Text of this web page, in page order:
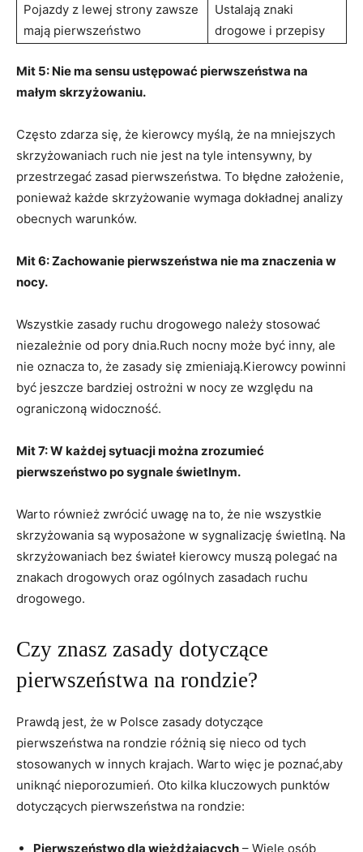
Pojazdy z lewej strony zawsze
mają pierwszeństwo
Ustalają znaki
drogowe i przepisy
Mit 5: Nie ma sensu ustępować pierwszeństwa na
małym skrzyżowaniu.
Często zdarza się, że kierowcy myślą, że na mniejszych
skrzyżowaniach ruch nie jest na tyle intensywny, by
przestrzegać zasad pierwszeństwa. To błędne założenie,
ponieważ każde skrzyżowanie wymaga dokładnej analizy
obecnych warunków.
Mit 6: Zachowanie pierwszeństwa nie ma znaczenia w
nocy.
Wszystkie zasady ruchu drogowego należy stosować
niezależnie od pory dnia.Ruch nocny może być inny, ale
nie oznacza to, że zasady się zmieniają.Kierowcy powinni
być jeszcze bardziej ostrożni w nocy ze względu na
ograniczoną widoczność.
Mit 7: W każdej sytuacji można zrozumieć
pierwszeństwo po sygnale świetlnym.
Warto również zwrócić uwagę na to, że nie wszystkie
skrzyżowania są wyposażone w sygnalizację świetlną. Na
skrzyżowaniach bez świateł kierowcy muszą polegać na
znakach drogowych oraz ogólnych zasadach ruchu
drogowego.
Czy znasz zasady dotyczące
pierwszeństwa na rondzie?
Prawdą jest, że w Polsce zasady dotyczące
pierwszeństwa na rondzie różnią się nieco od tych
stosowanych w innych krajach. Warto więc je poznać,aby
uniknąć nieporozumień. Oto kilka kluczowych punktów
dotyczących pierwszeństwa na rondzie:
Pierwszeństwo dla wjeżdżających – Wiele osób